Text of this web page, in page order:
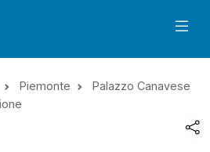
Piemonte
Palazzo Canavese